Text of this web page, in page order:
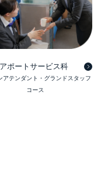
ポートサービス科
アテンダント・グランドスタッフ
コース